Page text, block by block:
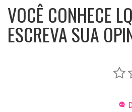
VOCÊ CONHECE
ESCREVA SUA